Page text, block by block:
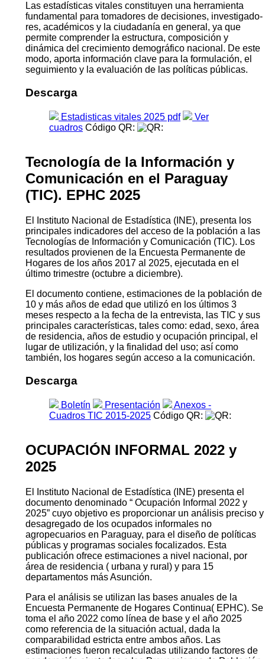
Las estadísticas vitales constituyen una herramienta
fundamental para tomadores de decisiones, investigado­
res, académicos y la ciudadanía en general, ya que
permite comprender la estructura, composición y
dinámica del crecimiento demográfico nacional. De este
modo, aporta información clave para la formulación, el
segui­miento y la evaluación de las políticas públicas.
Descarga
Estadisticas vitales 2025 pdf
Ver
cuadros Código QR:
Tecnología de la Información y
Comunicación en el Paraguay
(TIC). EPHC 2025
El Instituto Nacional de Estadística (INE), presenta los
principales indicadores del acceso de la población a las
Tecnologías de Información y Comunicación (TIC). Los
resultados provienen de la Encuesta Permanente de
Hogares de los años 2017 al 2025, ejecutada en el
último trimestre (octubre a diciembre).
El documento contiene, estimaciones de la población de
10 y más años de edad que utilizó en los últimos 3
meses respecto a la fecha de la entrevista, las TIC y sus
principales características, tales como: edad, sexo, área
de residencia, años de estudio y ocupación principal, el
lugar de utilización, y la finalidad del uso; así como
también, los hogares según acceso a la comunicación.
Descarga
Boletín Presentación
Anexos -
Cuadros TIC 2015-2025 Código QR:
OCUPACIÓN INFORMAL 2022 y
2025
El Instituto Nacional de Estadística (INE) presenta el
documento denominado “ Ocupación Informal 2022 y
2025” cuyo objetivo es proporcionar un análisis preciso y
desagregado de los ocupados informales no
agropecuarios en Paraguay, para el diseño de políticas
públicas y programas sociales focalizados. Esta
publicación ofrece estimaciones a nivel nacional, por
área de residencia ( urbana y rural) y para 15
departamentos más Asunción.
Para el análisis se utilizan las bases anuales de la
Encuesta Permanente de Hogares Continua( EPHC). Se
toma el año 2022 como línea de base y el año 2025
como referencia de la situación actual, dada la
comparabilidad estricta entre ambos años. Las
estimaciones fueron recalculadas utilizando factores de